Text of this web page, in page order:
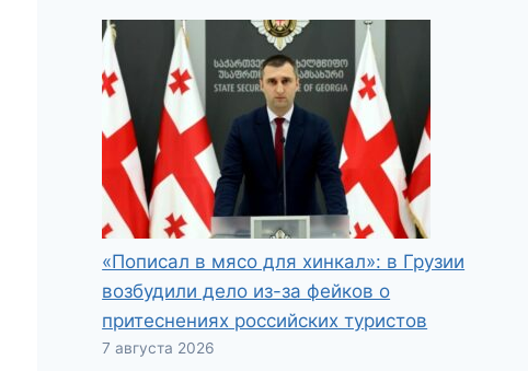
«Пописал в мясо для хинкал»: в Грузии
возбудили дело из-за фейков о
притеснениях российских туристов
7 августа 2026